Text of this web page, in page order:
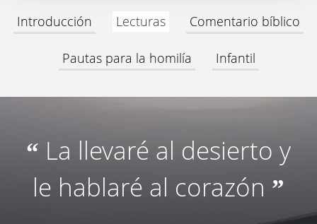
Introducción Lecturas Comentario bíblico
Pautas para la homilía Infantil
“ La llevaré al desierto y
le hablaré al corazón ”